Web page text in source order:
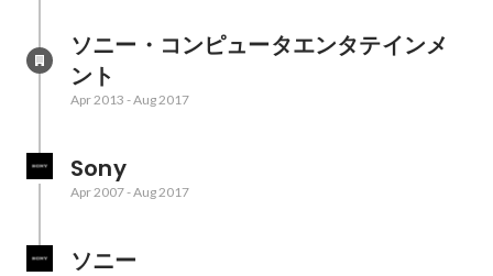
ソニー・コンピュータエンタテインメ
ント
Apr 2013 -Aug 2017
Sony
Apr 2007-Aug 2017
ソニー